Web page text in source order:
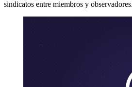
sindicatos entre miembros y observadores.